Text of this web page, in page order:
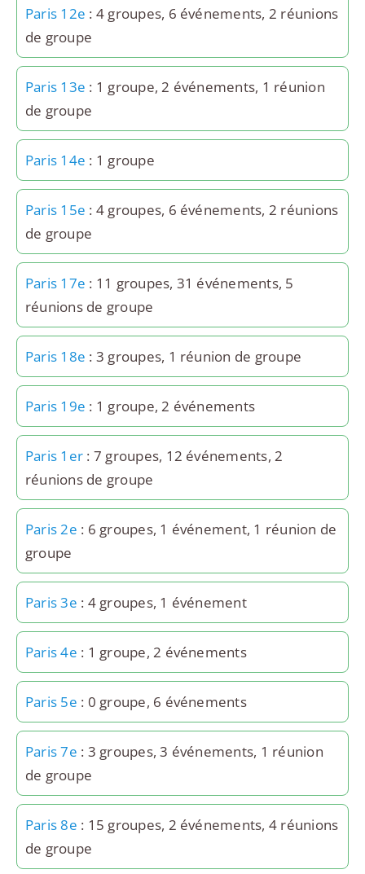
Paris 12e : 4 groupes, 6 événements, 2 réunions
de groupe
Paris 13e : 1 groupe, 2 événements, 1 réunion
de groupe
Paris 14e : 1 groupe
Paris 15e : 4 groupes, 6 événements, 2 réunions
de groupe
Paris 17e : 11 groupes, 31 événements, 5
réunions de groupe
Paris 18e : 3 groupes, 1 réunion de groupe
Paris 19e : 1 groupe, 2 événements
Paris 1er : 7 groupes, 12 événements, 2
réunions de groupe
Paris 2e : 6 groupes, 1 événement, 1 réunion de
groupe
Paris 3e : 4 groupes, 1 événement
Paris 4e : 1 groupe, 2 événements
Paris 5e : 0 groupe, 6 événements
Paris 7e : 3 groupes, 3 événements, 1 réunion
de groupe
Paris 8e : 15 groupes, 2 événements, 4 réunions
de groupe